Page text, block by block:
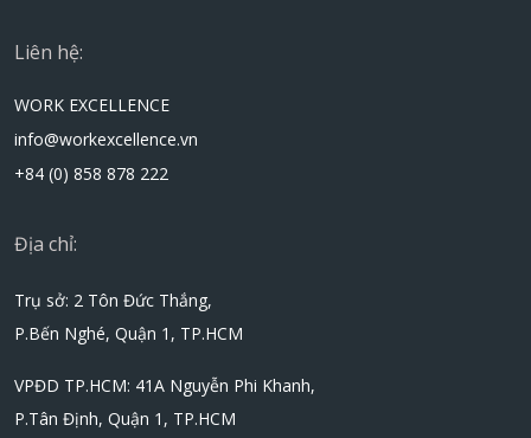
Liên hệ:
WORK EXCELLENCE
info@workexcellence.vn
+84 (0) 858 878 222
Địa chỉ:
Trụ sở: 2 Tôn Đức Thắng,
P.Bến Nghé, Quận 1, TP.HCM
VPĐD TP.HCM: 41A Nguyễn Phi Khanh,
P.Tân Định, Quận 1, TP.HCM